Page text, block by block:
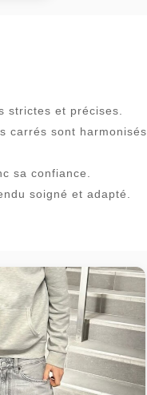
strictes et précises.
carrés sont harmonisés
sa confiance.
soigné et adapté.